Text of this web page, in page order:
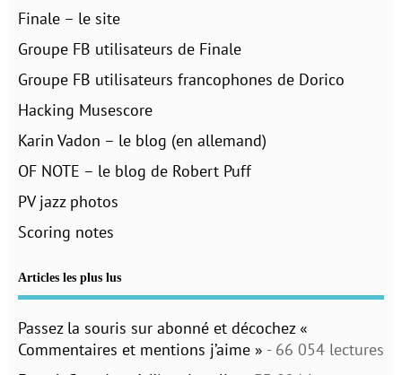
Finale – le site
Groupe FB utilisateurs de Finale
Groupe FB utilisateurs francophones de Dorico
Hacking Musescore
Karin Vadon – le blog (en allemand)
OF NOTE – le blog de Robert Puff
PV jazz photos
Scoring notes
Articles les plus lus
Passez la souris sur abonné et décochez «
Commentaires et mentions j’aime » - 66 054 lectures